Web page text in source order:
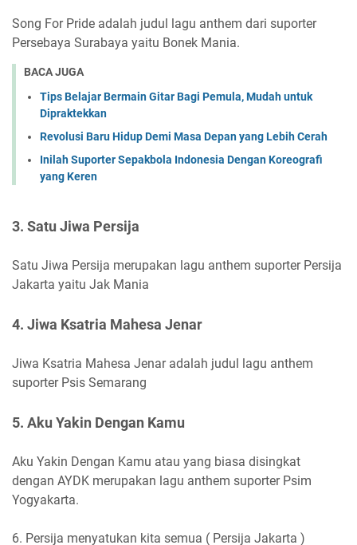
Song For Pride adalah judul lagu anthem dari suporter
Persebaya Surabaya yaitu Bonek Mania.
BACA JUGA
Tips Belajar Bermain Gitar Bagi Pemula, Mudah untuk
Dipraktekkan
Revolusi Baru Hidup Demi Masa Depan yang Lebih Cerah
Inilah Suporter Sepakbola Indonesia Dengan Koreografi
yang Keren
3. Satu Jiwa Persija
Satu Jiwa Persija merupakan lagu anthem suporter Persija
Jakarta yaitu Jak Mania
4. Jiwa Ksatria Mahesa Jenar
Jiwa Ksatria Mahesa Jenar adalah judul lagu anthem
suporter Psis Semarang
5. Aku Yakin Dengan Kamu
Aku Yakin Dengan Kamu atau yang biasa disingkat
dengan AYDK merupakan lagu anthem suporter Psim
Yogyakarta.
6. Persija menyatukan kita semua ( Persija Jakarta )